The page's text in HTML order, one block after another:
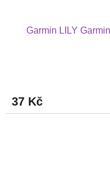
Garmin LILY
37 Kč